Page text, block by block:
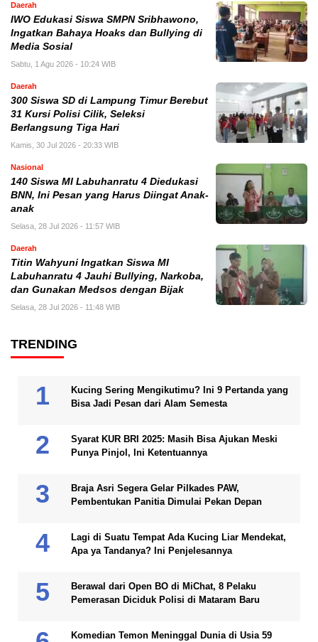
Daerah
IWO Edukasi Siswa SMPN Sribhawono,
Ingatkan Bahaya Hoaks dan Bullying di
Media Sosial
Sabtu, 1 Agu 2026 - 10:24 WIB
Daerah
300 Siswa SD di Lampung Timur Berebut
31 Kursi Polisi Cilik, Seleksi
Berlangsung Tiga Hari
Kamis, 30 Jul 2026 - 20:33 WIB
Nasional
140 Siswa MI Labuhanratu 4 Diedukasi
BNN, Ini Pesan yang Harus Diingat Anak-
anak
Selasa, 28 Jul 2026 - 11:57 WIB
Daerah
Titin Wahyuni Ingatkan Siswa MI
Labuhanratu 4 Jauhi Bullying, Narkoba,
dan Gunakan Medsos dengan Bijak
Selasa, 28 Jul 2026 - 11:48 WIB
TRENDING
Kucing Sering Mengikutimu? Ini 9 Pertanda yang
Bisa Jadi Pesan dari Alam Semesta
Syarat KUR BRI 2025: Masih Bisa Ajukan Meski
Punya Pinjol, Ini Ketentuannya
Braja Asri Segera Gelar Pilkades PAW,
Pembentukan Panitia Dimulai Pekan Depan
Lagi di Suatu Tempat Ada Kucing Liar Mendekat,
Apa ya Tandanya? Ini Penjelesannya
Berawal dari Open BO di MiChat, 8 Pelaku
Pemerasan Diciduk Polisi di Mataram Baru
Komedian Temon Meninggal Dunia di Usia 59